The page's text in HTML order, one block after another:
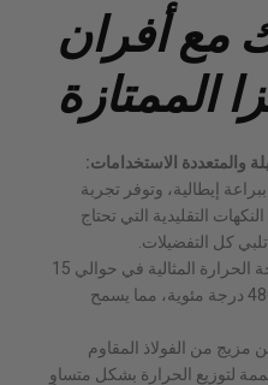
أفران
الممتازة
والمتعددة الاستخدامات:
إيطالية، وتوفر تجربة
التقليدية التي تحتاج
تلبي كل التفضيلات.
حقق درجة الحرارة المثالية في حوالي 15
دقيقة، مع حرارة قصوى تبلغ 480 درجة مئوية، مما يسمح
مزيج من الفولاذ المقاوم
لتوزيع الحرارة بشكل متساوٍ